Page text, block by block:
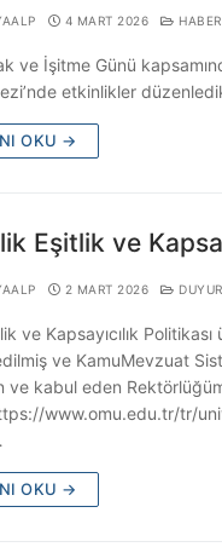
4 MART 2026
ve İşitme Günü
etkinlikler
OKU →
Eşitlik ve
2 MART 2026
ve Kapsayıcılık
ve KamuMevzuat
ve kabul eden
www.omu.edu.tr/tr/
OKU →